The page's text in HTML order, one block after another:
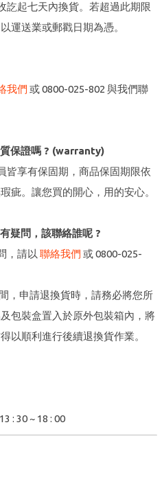
訖起七天內換貨。若超過此期限
運送業或郵戳日期為憑。
我們 或 0800-025-802 與我們聯
保證嗎 ? (warranty)
皆享有保固期，商品保固期限依
疵。讓您買的開心，用的安心。
疑問，該聯絡誰呢 ?
，請以 聯絡我們 或 0800-025-
，申請退換貨時，請務必將您所
包裝盒置入於原外包裝箱內，將
以順利進行後續退換貨作業。
30 ~ 18 : 00